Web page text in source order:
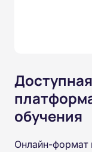
обучения
Онлайн-формат